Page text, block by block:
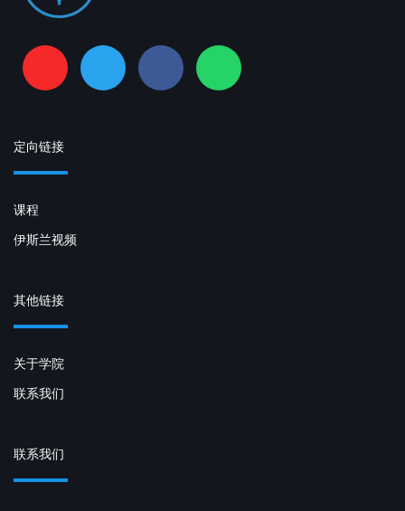
定向链接
课程
伊斯兰视频
其他链接
关于学院
联系我们
联系我们